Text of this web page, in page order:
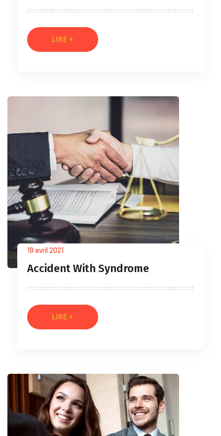
LIRE +
19 avril 2021
Accident With Syndrome
LIRE +